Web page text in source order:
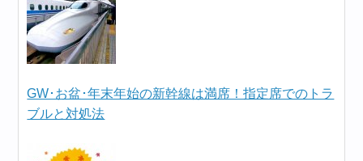
GW･お盆･年末年始の新幹線は満席！指定席でのトラ
ブルと対処法